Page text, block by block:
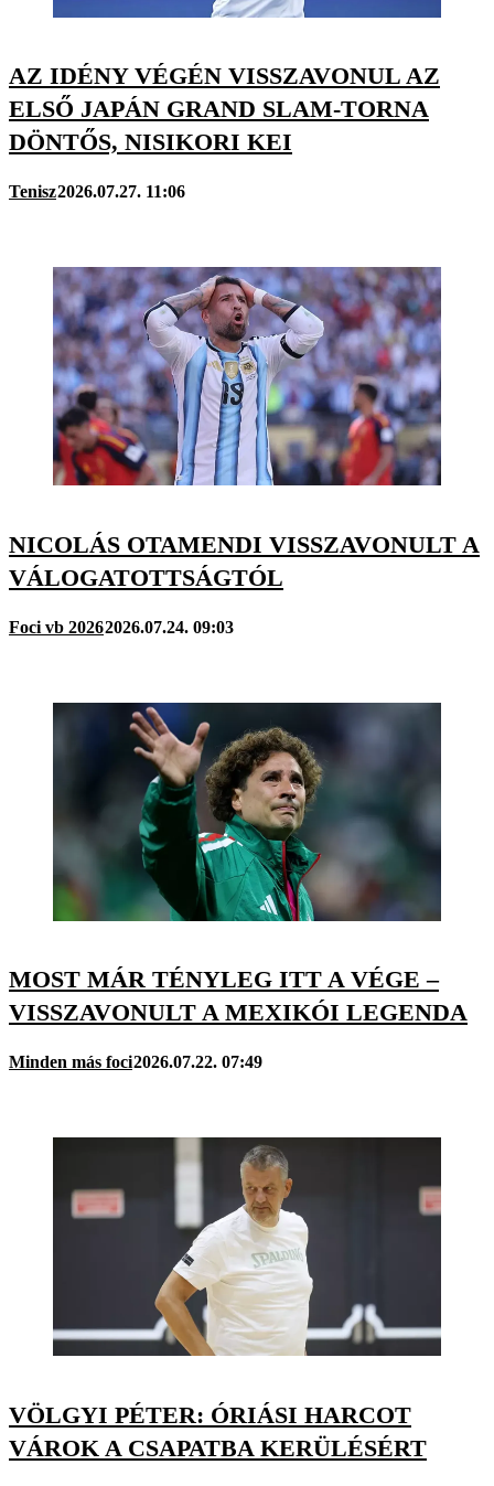
AZ IDÉNY VÉGÉN VISSZAVONUL AZ
ELSŐ JAPÁN GRAND SLAM-TORNA
DÖNTŐS, NISIKORI KEI
Tenisz2026.07.27. 11:06
NICOLÁS OTAMENDI VISSZAVONULT A
VÁLOGATOTTSÁGTÓL
Foci vb 20262026.07.24. 09:03
MOST MÁR TÉNYLEG ITT A VÉGE –
VISSZAVONULT A MEXIKÓI LEGENDA
Minden más foci2026.07.22. 07:49
VÖLGYI PÉTER: ÓRIÁSI HARCOT
VÁROK A CSAPATBA KERÜLÉSÉRT